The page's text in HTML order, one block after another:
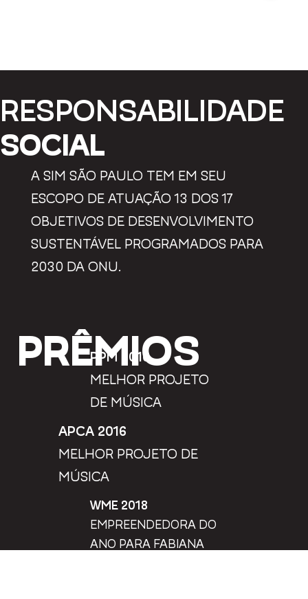
RESPONSABILIDADE
SOCIAL
A SIM SÃO PAULO TEM EM SEU
ESCOPO DE ATUAÇÃO 13 DOS 17
OBJETIVOS DE DESENVOLVIMENTO
SUSTENTÁVEL PROGRAMADOS PARA
2030 DA ONU.
PRÊMIOS
PPM 2016
MELHOR PROJETO
DE MÚSICA
APCA 2016
MELHOR PROJETO DE
MÚSICA
WME 2018
EMPREENDEDORA DO
ANO PARA FABIANA